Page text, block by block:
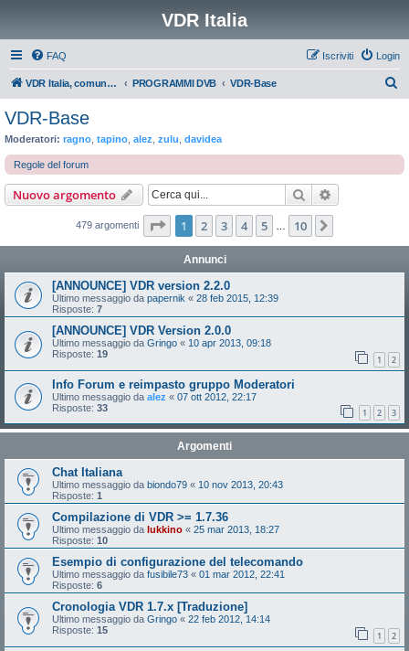
VDR Italia
FAQ Login
Iscriviti
VDR Italia, comunità italiana utilizzatori VDR PROGRAMMI DVB VDR-Base
a
VDR-Base
Moderatori: ragno tapino alez zulu davidea
Regole del forum
Nuovo argomento Cerca
479 argomenti Pagina di 10
1 2 3 4 5 10
Annunci
[ANNOUNCE] VDR version 2.2.0
Ultimo messaggio da papernik « 28 feb 2015, 12:39
Risposte: 7
[ANNOUNCE] VDR Version 2.0.0
Ultimo messaggio da Gringo « 10 apr 2013, 09:18
Risposte: 19 1 2
Info Forum e reimpasto gruppo Moderatori
Ultimo messaggio da alez « 07 ott 2012, 22:17
Risposte: 33 1 2 3
Argomenti
Chat Italiana
Ultimo messaggio da biondo79 « 10 nov 2013, 20:43
Risposte: 1
Compilazione di VDR >= 1.7.36
Ultimo messaggio da lukkino « 25 mar 2013, 18:27
Risposte: 10
Esempio di configurazione del telecomando
Ultimo messaggio da fusibile73 « 01 mar 2012, 22:41
Risposte: 6
Cronologia VDR 1.7.x [Traduzione]
Ultimo messaggio da Gringo « 22 feb 2012, 14:14
Risposte: 15 1 2